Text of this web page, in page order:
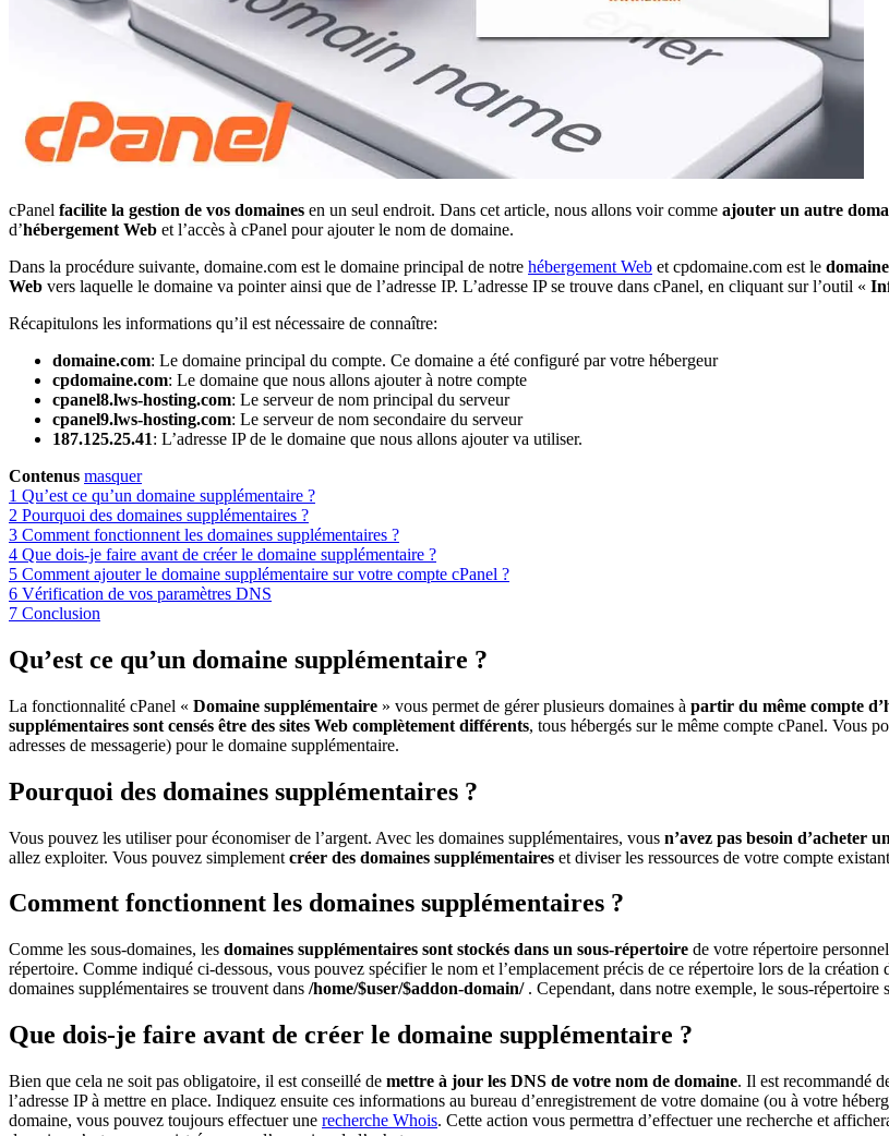
cPanel facilite la gestion de vos domaines en un seul endroit. Dans cet article, nous allons voir comme ajouter un autre
d’hébergement Web et l’accès à cPanel pour ajouter le nom de domaine.
Dans la procédure suivante, domaine.com est le domaine principal de notre hébergement Web et cpdomaine.com est le
Web vers laquelle le domaine va pointer ainsi que de l’adresse IP. L’adresse IP se trouve dans cPanel, en cliquant sur l’outil «
Récapitulons les informations qu’il est nécessaire de connaître:
domaine.com: Le domaine principal du compte. Ce domaine a été configuré par votre hébergeur
cpdomaine.com: Le domaine que nous allons ajouter à notre compte
cpanel8.lws-hosting.com: Le serveur de nom principal du serveur
cpanel9.lws-hosting.com: Le serveur de nom secondaire du serveur
187.125.25.41: L’adresse IP de le domaine que nous allons ajouter va utiliser.
Contenus masquer
1 Qu’est ce qu’un domaine supplémentaire ?
2 Pourquoi des domaines supplémentaires ?
3 Comment fonctionnent les domaines supplémentaires ?
4 Que dois-je faire avant de créer le domaine supplémentaire ?
5 Comment ajouter le domaine supplémentaire sur votre compte cPanel ?
6 Vérification de vos paramètres DNS
7 Conclusion
Qu’est ce qu’un domaine supplémentaire ?
La fonctionnalité cPanel « Domaine supplémentaire » vous permet de gérer plusieurs domaines à partir du même compte
supplémentaires sont censés être des sites Web complètement différents, tous hébergés sur le même compte cPanel. Vous
adresses de messagerie) pour le domaine supplémentaire.
Pourquoi des domaines supplémentaires ?
Vous pouvez les utiliser pour économiser de l’argent. Avec les domaines supplémentaires, vous n’avez pas besoin d’acheter
allez exploiter. Vous pouvez simplement créer des domaines supplémentaires et diviser les ressources de votre compte
Comment fonctionnent les domaines supplémentaires ?
Comme les sous-domaines, les domaines supplémentaires sont stockés dans un sous-répertoire de votre répertoire
répertoire. Comme indiqué ci-dessous, vous pouvez spécifier le nom et l’emplacement précis de ce répertoire lors de la
domaines supplémentaires se trouvent dans /home/$user/$addon-domain/. Cependant, dans notre exemple, le sous-répertoire
Que dois-je faire avant de créer le domaine supplémentaire ?
Bien que cela ne soit pas obligatoire, il est conseillé de mettre à jour les DNS de votre nom de domaine. Il est recommandé
l’adresse IP à mettre en place. Indiquez ensuite ces informations au bureau d’enregistrement de votre domaine (ou à votre
domaine, vous pouvez toujours effectuer une recherche Whois. Cette action vous permettra d’effectuer une recherche et